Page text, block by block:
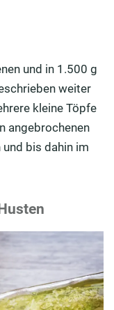
und in 1.500 g
weiter
kleine Töpfe
angebrochenen
bis dahin im